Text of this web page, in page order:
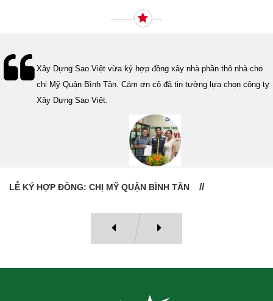
Lễ bàn giao nhà cho gia đình Cô Vân quận 11. Cám ơn anh Tính
đã tin tưởng, lựa chọn công ty Xây Dựng Sao Việt.
LỄ BÀN GIAO NHÀ: CÔ VÂN QUẬN 11